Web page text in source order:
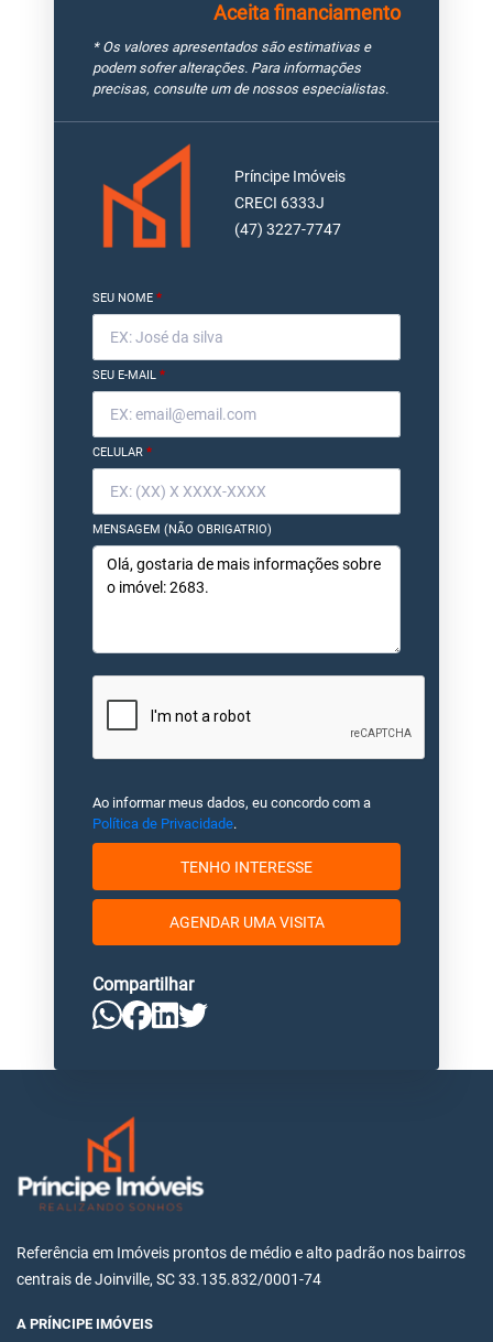
Aceita financiamento
* Os valores apresentados são estimativas e
podem sofrer alterações. Para informações
precisas, consulte um de nossos especialistas.
Príncipe Imóveis
CRECI 6333J
(47) 3227-7747
SEU NOME *
SEU E-MAIL *
CELULAR *
MENSAGEM (NÃO OBRIGATRIO)
Ao informar meus dados, eu concordo com a
Política de Privacidade.
TENHO INTERESSE
AGENDAR UMA VISITA
Compartilhar
Referência em Imóveis prontos de médio e alto padrão nos bairros
centrais de Joinville, SC 33.135.832/0001-74
A PRÍNCIPE IMÓVEIS